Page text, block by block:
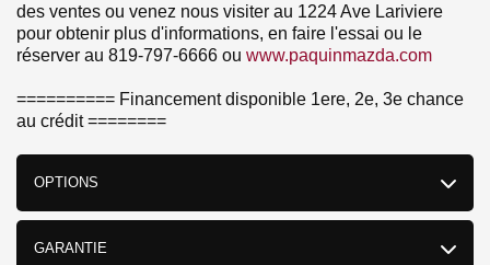
des ventes ou venez nous visiter au 1224 Ave Lariviere
pour obtenir plus d'informations, en faire l'essai ou le
réserver au 819-797-6666 ou www.paquinmazda.com
========== Financement disponible 1ere, 2e, 3e chance
au crédit ========
OPTIONS
GARANTIE